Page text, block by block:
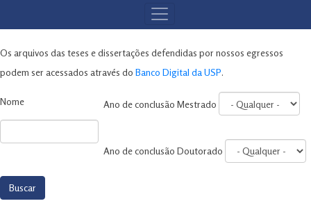
DE
Os arquivos das teses e dissertações defendidas por nossos egressos
podem ser acessados através do Banco Digital da USP.
Nome Ano de conclusão Mestrado
Ano de conclusão Doutorado